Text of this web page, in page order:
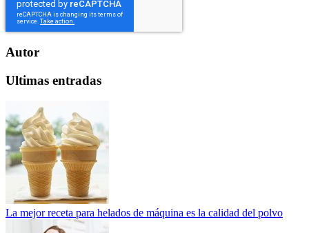
Autor
Ultimas entradas
La mejor receta para helados de máquina es la calidad del polvo